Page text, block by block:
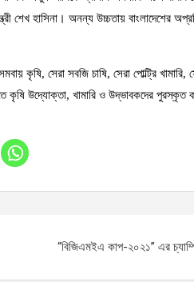
শেখ হাসিনা। অনন্য উচ্চতায় বাংলাদেশের
কৃষি, সেরা সবজি চাষি, সেরা পোল্ট্রি খামারি,
কৃষি উদ্যোক্তা, খামারি ও উদ্ভাবকদের পুরস্কৃত
“বিজিএমইএ কাপ-২০২১” এর